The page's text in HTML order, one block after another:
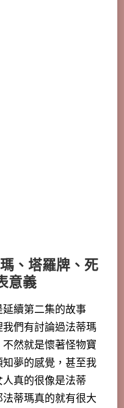
、塔羅牌、死
意義
續第二集的故事
們有討論過法蒂瑪
然就是懷著怪物寶
夢的感覺，甚至我
真的很像是法蒂
蒂瑪真的就有很大